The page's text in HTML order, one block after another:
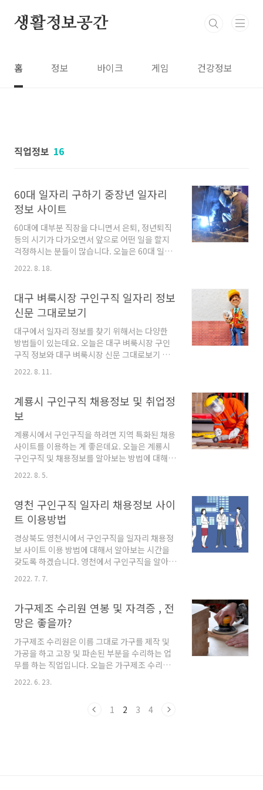
생활정보공간
홈 정보 바이크 게임 건강정보
직업정보 16
60대 일자리 구하기 중장년 일자리
정보 사이트
60대에 대부분 직장을 다니면서 은퇴, 정년퇴직
등의 시기가 다가오면서 앞으로 어떤 일을 할지
걱정하시는 분들이 많습니다. 오늘은 60대 일자
리 , 중장년 일자리 정보는 어디서 확인할 수 있는
지 알아보는 시간을 갖도록 하겠습니다. 목차 중
기 사람인 1. 중장년워크넷 60대 일자리 구하는
방법은 생각보다 다양하게 확인할 수 있는데요.
중장년 일자리 희망센터는(중,장년워크넷) 서울,
부산,광주등 전국 32개 지역센터를 운영중으로
만 40세 이상 중장년 대상으로 전직 및 취업지원
서비스를 무료로 제공하고있는 곳입니다.
(https://www.work.go.kr/senior/main/main.do)
2022. 8. 18.
대구 벼룩시장 구인구직 일자리 정보
신문 그대로보기
대구에서 일자리 정보를 찾기 위해서는 다양한
방법들이 있는데요. 오늘은 대구 벼룩시장 구인
구직 정보와 대구 벼룩시장 신문 그대로보기 방
법에 대해서 알아보는 시간을 갖도록 하겠습니
다. 아래내용 참고하시고 원하시는 일자리를 찾
인구직 사이트 대구 벼룩시장 PC 사용법 대구 벼
룩시장 앱 사용법 1. 대구 벼룩시장 구인구직 사
위해서는 PC를 통한 방법과 대구 벼룩시장 어플
을 이용하는 두가지 방법이 있습니다. 벼룩시장 -
좋은 사람들의 생활정보 시장 벼룩시장 서비스
일시 중단 안내 안정된 서비스 제공을 위한 안정
www.findall.co.kr 2...
2022. 8. 11.
계룡시 구인구직 채용정보 및 취업정
보
계룡시에서 구인구직을 하려면 지역 특화된 채용
사이트를 이용하는 게 좋은데요. 오늘은 계룡시
구인구직 및 채용정보를 알아보는 방법에 대해서
알아보도록 하겠습니다. 아래 내용 차근차근 보
시고 참고하시면 좋겠습니다. 목차 계룡시 기본
룡시 기본정보 계룡시는 대표적인 군사도시입니
다. 계룡시의 인구는 약 4만여 명을 유지하고 있
는데요. 최근에 점점 줄어드는 추세라고 합니다.
40대 연령이 감소하고 반면 50~60대 65세 이상
고령층 비율이 계속 증가를 하고 있다고 합니다.
2. 계룡시 구인구직 본론으로 계룡시에서 구인구
직 정보를 모아 놓은 곳이 계룡시청 홈페이지입
용정보를 ..
2022. 8. 5.
영천 구인구직 일자리 채용정보 사이
트 이용방법
경상북도 영천시에서 구인구직을 일자리 채용정
보 사이트 이용 방법에 대해서 알아보는 시간을
갖도록 하겠습니다. 영천에서 구인구직을 알아보
시는 분들에게 도움이 되었으면 좋겠습니다. 목
차 영천 구인구직 사이트 사이트 이용방법 1. 영
위해서 다양한 직업정보 사이트를 알아보시고 검
색을 해보실 텐데요. 오늘 제가 소개해드리는 사
이트는 영천시에서 운영하고 있는 영천시취업지
원센터 사이트 이용방법을 안내해 드리겠습니다.
2. 사이트 이용방법 먼저, 영천시취업지원센터 공
식홈페이지에 접속을 합니다.(사이트 접속) 홈페
이지에 접속을 하시면 홈페이지 구인등록, 구직
릭합니다. 채용정보 검색을 클..
2022. 7. 7.
가구제조 수리원 연봉 및 자격증 , 전
망은 좋을까?
가구제조 수리원은 이름 그대로 가구를 제작 및
가공을 하고 고장 및 파손된 부분을 수리하는 업
무를 하는 직업입니다. 오늘은 가구제조 수리원
연봉과 자격증에 대해서 알아보고 전망은 어떠한
지 알아보는 시간을 갖도록 하겠습니다. 목차 준
구제조 수리원 취업현황 1. 준비과정 및 자격증
2022. 6. 23.
1 2 3 4